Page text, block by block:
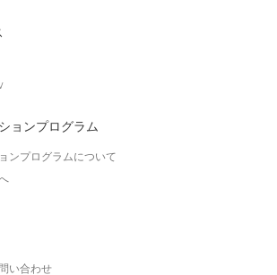
ョンプログラム
ンプログラムについて
い合わせ